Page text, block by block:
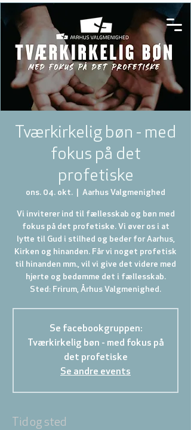
Tværkirkelig bøn - med
fokus på det
profetiske
ons. 04. okt. Aarhus Valgmenighed
Vi inviterer ind til fællesskab og bøn med
fokus på det profetiske. Vi øver os i at
lytte til Gud i stilhed og beder for Aarhus,
Kirken og hinanden. Får vi noget profetisk
til hinanden mm., vil vi give det videre med
hjerte og bedømme det i fællesskab.
Sted: Frirum, Århus Valgmenighed.
Se facebookgruppen:
Tværkirkelig bøn - med fokus på
det profetiske
Se andre events
Tid og sted